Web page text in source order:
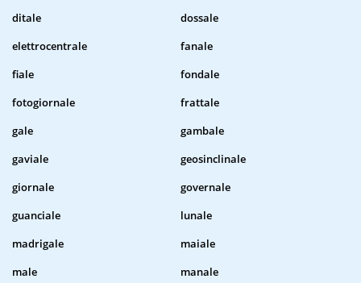
ditale
dossale
elettrocentrale
fanale
fiale
fondale
fotogiornale
frattale
gale
gambale
gaviale
geosinclinale
giornale
governale
guanciale
lunale
madrigale
maiale
male
manale